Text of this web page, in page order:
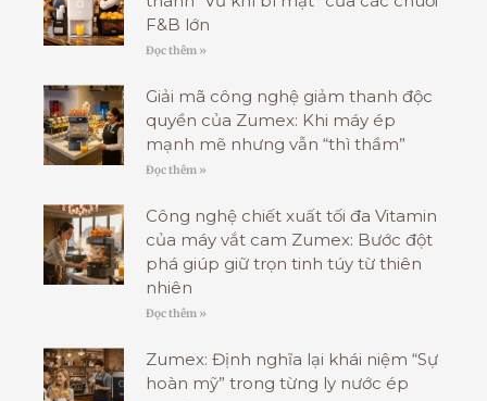
F&B lớn
Đọc thêm »
Giải mã công nghệ giảm thanh độc
quyền của Zumex: Khi máy ép
mạnh mẽ nhưng vẫn “thì thầm”
Đọc thêm »
Công nghệ chiết xuất tối đa Vitamin
của máy vắt cam Zumex: Bước đột
phá giúp giữ trọn tinh túy từ thiên
nhiên
Đọc thêm »
Zumex: Định nghĩa lại khái niệm “Sự
hoàn mỹ” trong từng ly nước ép